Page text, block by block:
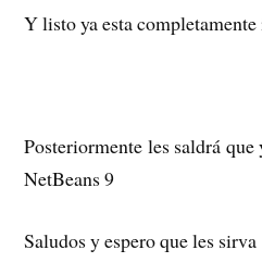
Y listo ya esta
Posteriormente les saldrá
NetBeans 9
Saludos y espero que les sirva